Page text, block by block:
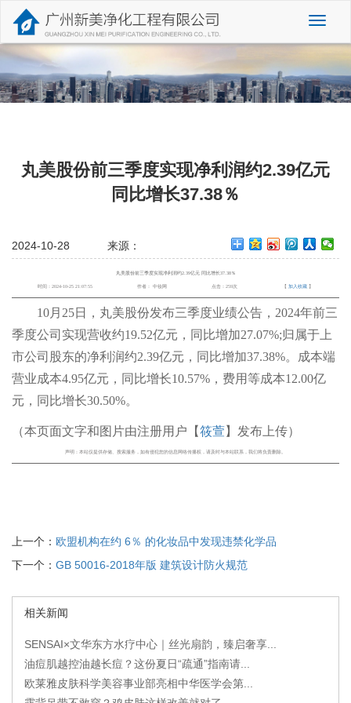
切
航
丸美股份前三季度实现净利润约2.39亿元
同比增长37.38％
2024-10-28 来源：
丸美股份前三季度实现净利润约2.39亿元 同比增长37.38％
时间：2024-10-25 21:07:55 作者： 中妆网 点击：259次 【加入收藏 】
10月25日，丸美股份发布三季度业绩公告，2024年前三
季度公司实现营收约19.52亿元，同比增加27.07%;归属于上
市公司股东的净利润约2.39亿元，同比增加37.38%。 成本端
营业成本4.95亿元，同比增长10.57%，费用等成本12.00亿
元，同比增长30.50%。
（本页面文字和图片由注册用户【筱萱】发布上传）
声明：本站仅提供存储、搜索服务，如有侵犯您的信息网络传播权，请及时与本站联系，我们将负责删除。
上一个： 欧盟机构在约 6％ 的化妆品中发现违禁化学品
下一个： GB 50016-2018年版 建筑设计防火规范
相关新闻
SENSAI×文华东方水疗中心｜丝光扇韵，臻启奢享...
油痘肌越控油越长痘？这份夏日“疏通”指南请...
欧莱雅皮肤科学美容事业部亮相中华医学会第...